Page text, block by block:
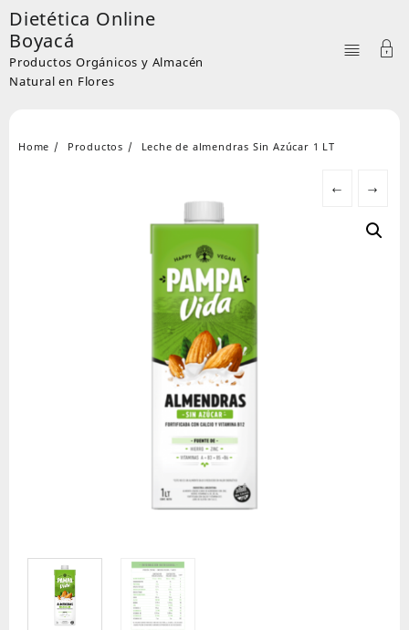
Skip
to
content
Dietética Online
Boyacá
Productos Orgánicos y Almacén
Natural en Flores
Home Productos Leche de almendras Sin Azúcar 1 LT
← →